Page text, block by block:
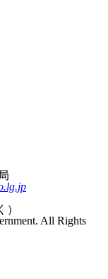
All Rights